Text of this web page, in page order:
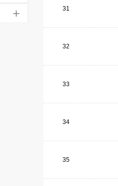
+ 31
32
33
34
35